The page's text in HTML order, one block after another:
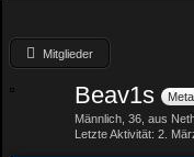
Mitglieder
Beav1s
Männlich 36 aus
Letzte Aktivität 2.